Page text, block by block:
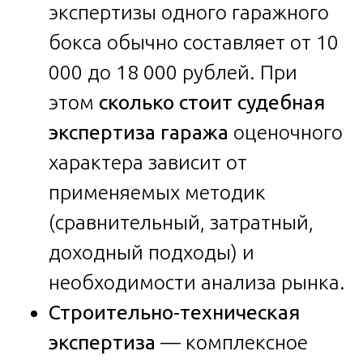
экспертизы одного гаражного
бокса обычно составляет от 10
000 до 18 000 рублей. При
этом сколько стоит судебная
экспертиза гаража оценочного
характера зависит от
применяемых методик
(сравнительный, затратный,
доходный подходы) и
необходимости анализа рынка.
Строительно-техническая
экспертиза — комплексное